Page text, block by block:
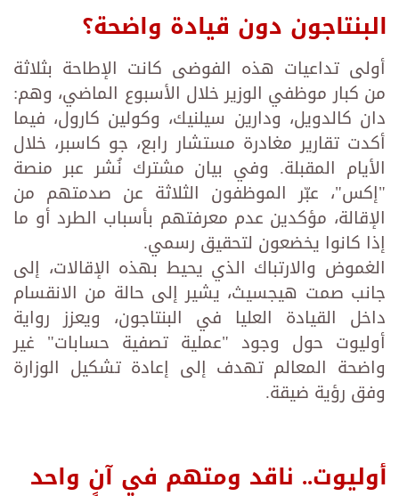
البنتاجون دون قيادة واضحة؟
أولى تداعيات هذه الفوضى كانت الإطاحة بثلاثة
من كبار موظفي الوزير خلال الأسبوع الماضي، وهم:
دان كالدويل، ودارين سيلنيك، وكولين كارول، فيما
أكدت تقارير مغادرة مستشار رابع، جو كاسبر، خلال
الأيام المقبلة. وفي بيان مشترك نُشر عبر منصة
"إكس"، عبّر الموظفون الثلاثة عن صدمتهم من
الإقالة، مؤكدين عدم معرفتهم بأسباب الطرد أو ما
إذا كانوا يخضعون لتحقيق رسمي.
الغموض والارتباك الذي يحيط بهذه الإقالات، إلى
جانب صمت هيجسيث، يشير إلى حالة من الانقسام
داخل القيادة العليا في البنتاجون، ويعزز رواية
أوليوت حول وجود "عملية تصفية حسابات" غير
واضحة المعالم تهدف إلى إعادة تشكيل الوزارة
وفق رؤية ضيقة.
أوليوت.. ناقد ومتهم في آنٍ واحد